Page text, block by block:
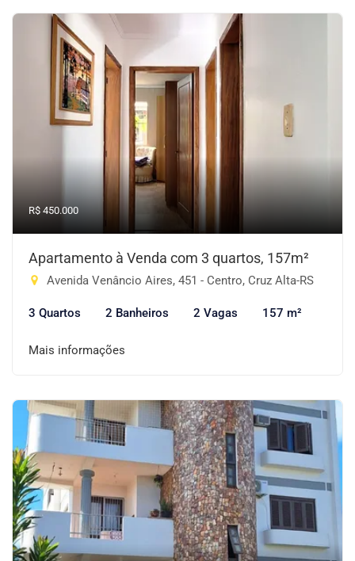
R$ 450.000
Apartamento à Venda com 3 quartos, 157m²
Avenida Venâncio Aires, 451 - Centro, Cruz Alta-RS
3 Quartos 2 Banheiros 2 Vagas 157 m²
Mais informações